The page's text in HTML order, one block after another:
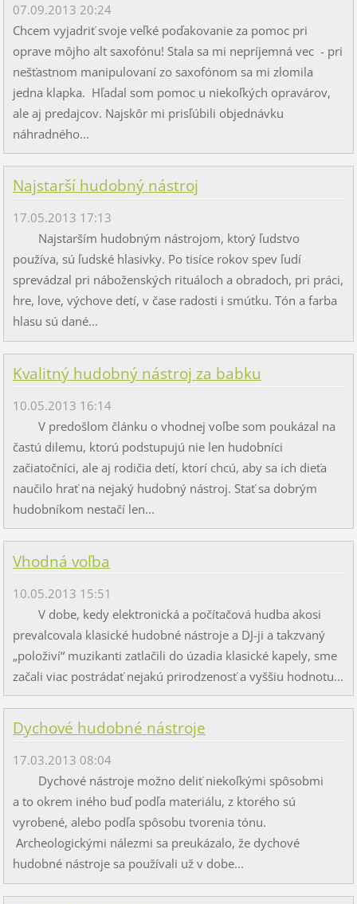
07.09.2013 20:24
Chcem vyjadriť svoje veľké poďakovanie za pomoc pri
oprave môjho alt saxofónu! Stala sa mi nepríjemná vec - pri
nešťastnom manipulovaní zo saxofónom sa mi zlomila
jedna klapka. Hľadal som pomoc u niekoľkých opravárov,
ale aj predajcov. Najskôr mi prisľúbili objednávku
náhradného...
Najstarší hudobný nástroj
17.05.2013 17:13
Najstarším hudobným nástrojom, ktorý ľudstvo
používa, sú ľudské hlasivky. Po tisíce rokov spev ľudí
sprevádzal pri náboženských rituáloch a obradoch, pri práci,
hre, love, výchove detí, v čase radosti i smútku. Tón a farba
hlasu sú dané...
Kvalitný hudobný nástroj za babku
10.05.2013 16:14
V predošlom článku o vhodnej voľbe som poukázal na
častú dilemu, ktorú podstupujú nie len hudobníci
začiatočníci, ale aj rodičia detí, ktorí chcú, aby sa ich dieťa
naučilo hrať na nejaký hudobný nástroj. Stať sa dobrým
hudobníkom nestačí len...
Vhodná voľba
10.05.2013 15:51
V dobe, kedy elektronická a počítačová hudba akosi
prevalcovala klasické hudobné nástroje a DJ-ji a takzvaný
„položiví“ muzikanti zatlačili do úzadia klasické kapely, sme
začali viac postrádať nejakú prirodzenosť a vyššiu hodnotu...
Dychové hudobné nástroje
17.03.2013 08:04
Dychové nástroje možno deliť niekoľkými spôsobmi
a to okrem iného buď podľa materiálu, z ktorého sú
vyrobené, alebo podľa spôsobu tvorenia tónu.
Archeologickými nálezmi sa preukázalo, že dychové
hudobné nástroje sa používali už v dobe...